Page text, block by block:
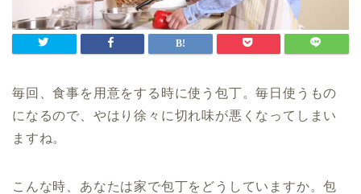
毎回、食事を用意をする時に使う包丁。毎日使うもの
になるので、やはり徐々に切れ味が悪くなってしまい
ますね。
こんな時、あなたは家で包丁をどうしていますか。包